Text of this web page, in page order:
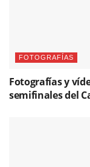
FOTOGRAFÍAS
Fotografías y
semifinales del